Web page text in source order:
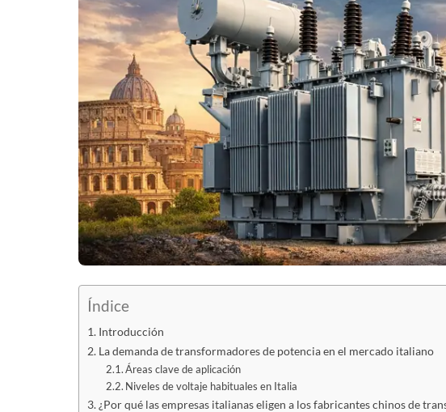
Índice
Introducción
La demanda de transformadores de potencia en el mercado italiano
Áreas clave de aplicación
Niveles de voltaje habituales en Italia
¿Por qué las empresas italianas eligen a los fabricantes chinos de